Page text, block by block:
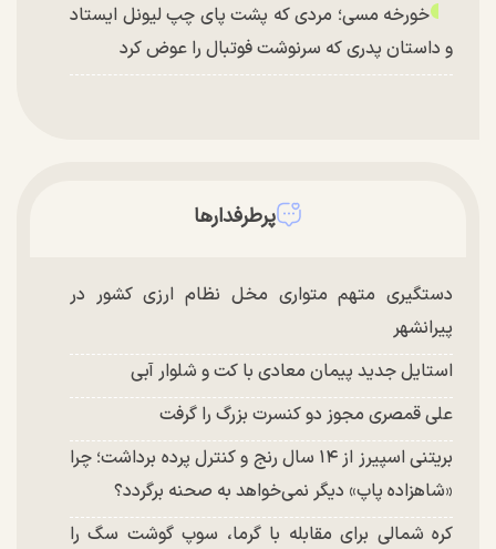
خورخه مسی؛ مردی که پشت پای چپ لیونل ایستاد
و داستان پدری که سرنوشت فوتبال را عوض کرد
پرطرفدارها
دستگیری متهم متواری مخل نظام ارزی کشور در
پیرانشهر
استایل جدید پیمان معادی با کت و شلوار آبی
علی قمصری مجوز دو کنسرت بزرگ را گرفت
بریتنی اسپیرز از ۱۴ سال رنج و کنترل پرده برداشت؛ چرا
«شاهزاده پاپ» دیگر نمی‌خواهد به صحنه برگردد؟
کره شمالی برای مقابله با گرما، سوپ گوشت سگ را